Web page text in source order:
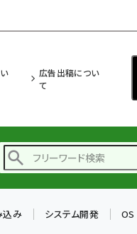
広告出稿につい
て
込み システム開発 OS